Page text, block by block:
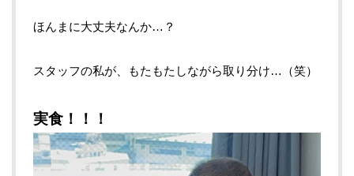
ほんまに大丈夫なんか…？
スタッフの私が、もたもたしながら取り分け…（笑）
実食！！！